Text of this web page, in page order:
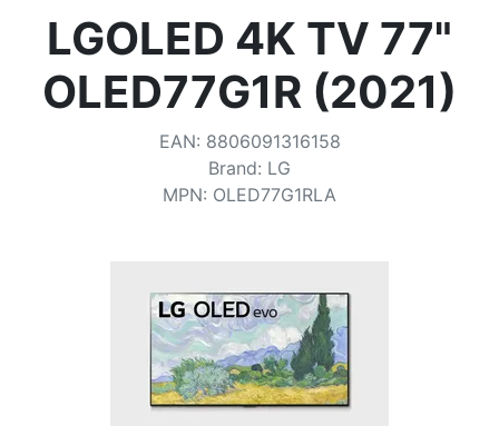
Pays de livraison
Accueil
LGOLED 4K TV 77"
OLED77G1R (2021)
EAN: 8806091316158
Brand: LG
MPN: OLED77G1RLA